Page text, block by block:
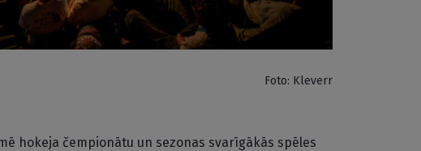
Foto: Kleverr
hokeja čempionātu un sezonas svarīgākās spēles